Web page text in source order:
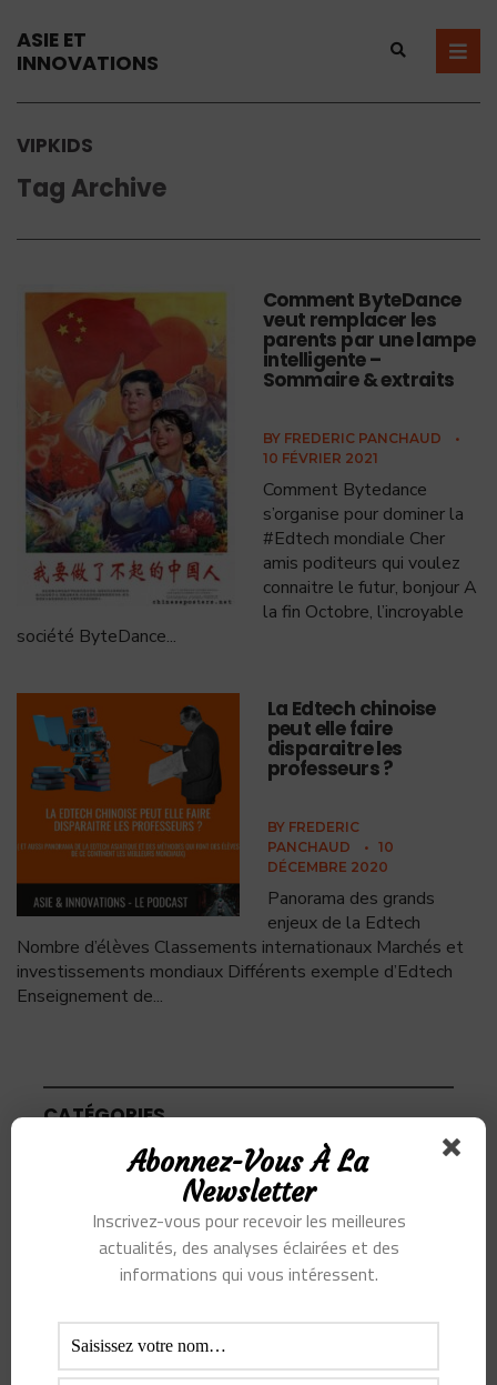
ASIE ET
INNOVATIONS
VIPKIDS
Tag Archive
Comment ByteDance
veut remplacer les
parents par une lampe
intelligente –
Sommaire & extraits
BY FREDERIC PANCHAUD
•
10 FÉVRIER 2021
Comment Bytedance
s’organise pour dominer la
#Edtech mondiale Cher
amis poditeurs qui voulez
connaitre le futur, bonjour A
la fin Octobre, l’incroyable
société ByteDance...
La Edtech chinoise
peut elle faire
disparaitre les
professeurs ?
BY FREDERIC
PANCHAUD
• 10
DÉCEMBRE 2020
Panorama des grands
enjeux de la Edtech
Nombre d’élèves Classements internationaux Marchés et
investissements mondiaux Différents exemple d’Edtech
Enseignement de...
CATÉGORIES
Podcast
SUJETS
Abonnez-Vous À La
Newsletter
Inscrivez-vous pour recevoir les meilleures
actualités, des analyses éclairées et des
informations qui vous intéressent.